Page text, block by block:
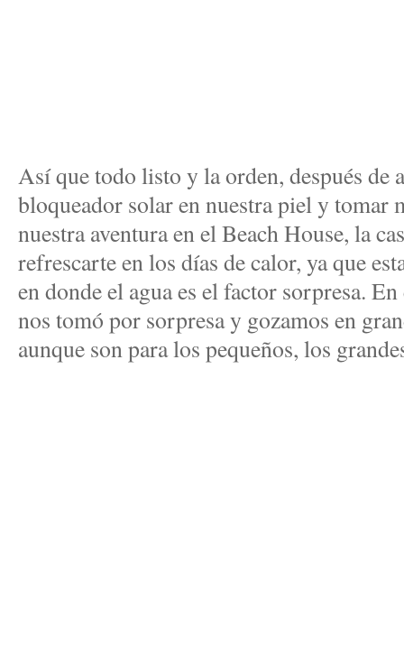
Así que todo listo y la orden, después de
bloqueador solar en nuestra piel y tomar
nuestra aventura en el Beach House, la
refrescarte en los días de calor, ya que
en donde el agua es el factor sorpresa.
nos tomó por sorpresa y gozamos en
aunque son para los pequeños, los